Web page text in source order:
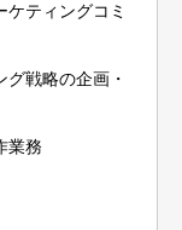
ケティングコミ
戦略の企画・
業務